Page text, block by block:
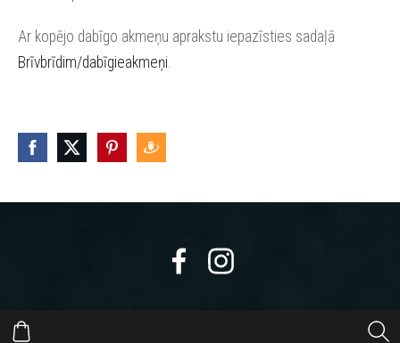
Ar kopējo dabīgo akmeņu aprakstu iepazīsties sadaļā
Brīvbrīdim/dabīgieakmeņi.